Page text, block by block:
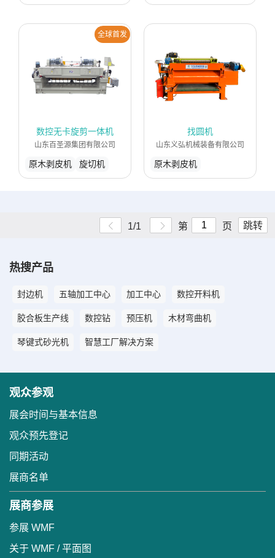
全球首发
数控无卡旋剪一体机
山东百圣源集团有限公司
原木剥皮机 旋切机
找圆机
山东义弘机械装备有限公司
原木剥皮机
1/1 第 页 跳转
热搜产品
封边机 五轴加工中心 加工中心 数控开料机
胶合板生产线 数控钻 预压机 木材弯曲机
琴键式砂光机 智慧工厂解决方案
观众参观
展会时间与基本信息
观众预先登记
同期活动
展商名单
展商参展
参展 WMF
关于 WMF / 平面图